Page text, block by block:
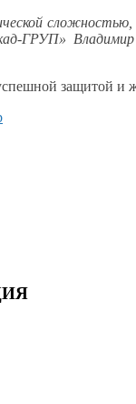
сложностью,
ГРУП»
защитой и